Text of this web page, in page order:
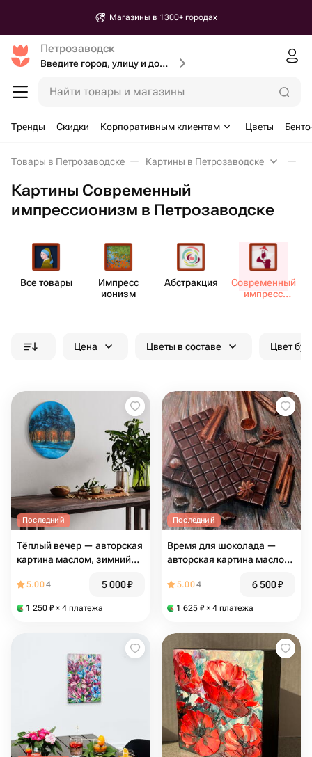
Магазины в 1300+ городах
Петрозаводск
Введите город, улицу и дом доставки
Найти товары и магазины
Тренды Скидки Корпоративным клиентам Цветы
Товары в Петрозаводске Картины в Петрозаводске
Картины Современный
импрессионизм в Петрозаводске
Все товары
Импресс​
ионизм
Абст​ракция
Совре​менный
импресс​
Цена Цветы в составе Цвет
Последний
Тёплый вечер — авторская
картина маслом, зимний
5.004 5 000₽
1 250 ₽ × 4 платежа
Последний
Время для шоколада —
авторская картина маслом,
пряностями
5.004 6 500₽
1 625 ₽ × 4 платежа